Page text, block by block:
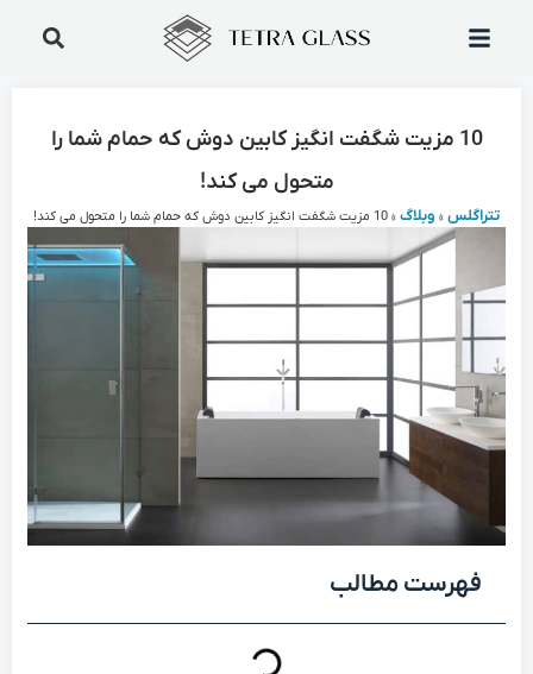
10 مزیت شگفت انگیز کابین دوش که حمام شما را
متحول می کند!
تتراگلس» وبلاگ»10 مزیت شگفت انگیز کابین دوش که حمام شما را متحول می کند!
فهرست مطالب